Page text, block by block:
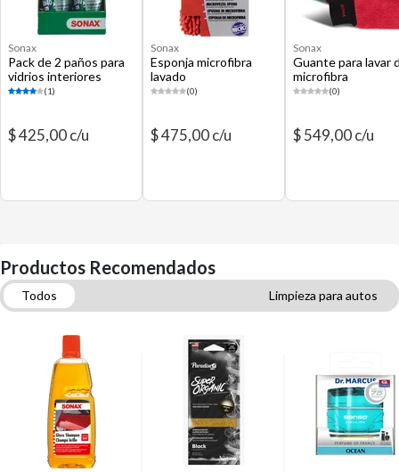
Sonax
Pack de 2 paños para
vidrios interiores
(1)
$ 425,00 c/u
Sonax
Esponja microfibra
lavado
(0)
$ 475,00 c/u
Sonax
Guante para lavar
microfibra
(0)
$ 549,00 c/u
Productos Recomendados
Todos
Limpieza para autos
Brillo, Pulido y Reparación de autos
Lavado de Vidrios y Espejos
Esponjas, paños y guantes
Elementos de protección personal
Cintas de enmascarar